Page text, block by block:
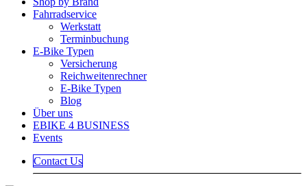
Fahrradservice
Werkstatt
Terminbuchung
E-Bike Typen
Versicherung
Reichweitenrechner
E-Bike Typen
Blog
Über uns
EBIKE 4 BUSINESS
Events
Contact Us